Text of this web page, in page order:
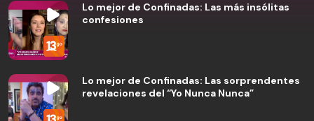
Lo mejor de Confinadas: Las más insólitas
confesiones
Lo mejor de Confinadas: Las sorprendentes
revelaciones del “Yo Nunca Nunca”